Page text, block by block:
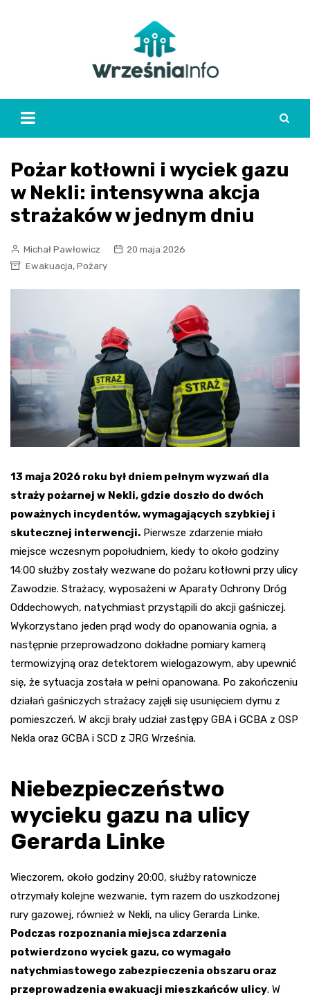
Pożar kotłowni i wyciek gazu
w Nekli: intensywna akcja
strażaków w jednym dniu
Michał Pawłowicz
20 maja 2026
Ewakuacja, Pożary
13 maja 2026 roku był dniem pełnym wyzwań dla
straży pożarnej w Nekli, gdzie doszło do dwóch
poważnych incydentów, wymagających szybkiej i
skutecznej interwencji. Pierwsze zdarzenie miało
miejsce wczesnym popołudniem, kiedy to około godziny
14:00 służby zostały wezwane do pożaru kotłowni przy ulicy
Zawodzie. Strażacy, wyposażeni w Aparaty Ochrony Dróg
Oddechowych, natychmiast przystąpili do akcji gaśniczej.
Wykorzystano jeden prąd wody do opanowania ognia, a
następnie przeprowadzono dokładne pomiary kamerą
termowizyjną oraz detektorem wielogazowym, aby upewnić
się, że sytuacja została w pełni opanowana. Po zakończeniu
działań gaśniczych strażacy zajęli się usunięciem dymu z
pomieszczeń. W akcji brały udział zastępy GBA i GCBA z OSP
Nekla oraz GCBA i SCD z JRG Września.
Niebezpieczeństwo
wycieku gazu na ulicy
Gerarda Linke
Wieczorem, około godziny 20:00, służby ratownicze
otrzymały kolejne wezwanie, tym razem do uszkodzonej
rury gazowej, również w Nekli, na ulicy Gerarda Linke.
Podczas rozpoznania miejsca zdarzenia
potwierdzono wyciek gazu, co wymagało
natychmiastowego zabezpieczenia obszaru oraz
przeprowadzenia ewakuacji mieszkańców ulicy. W